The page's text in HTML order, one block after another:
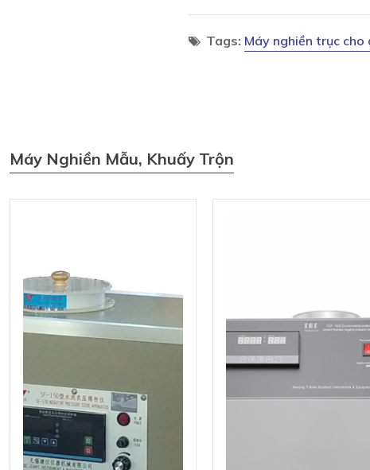
Tags: Máy nghiền trục cho
Máy Nghiền Mẫu, Khuấy Trộn